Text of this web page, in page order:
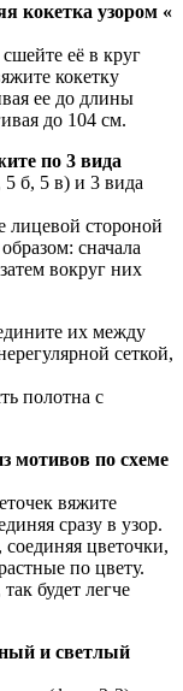
кокетка узором «
её в круг
кокетку
ее до длины
до 104 см.
по 3 вида
5 б, 5 в) и 3 вида
лицевой стороной
сначала
вокруг них
их между
сеткой,
полотна с
мотивов по схеме
вяжите
сразу в узор.
цветочки,
по цвету.
будет легче
и светлый